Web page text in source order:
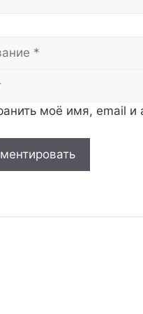
моё имя, email и